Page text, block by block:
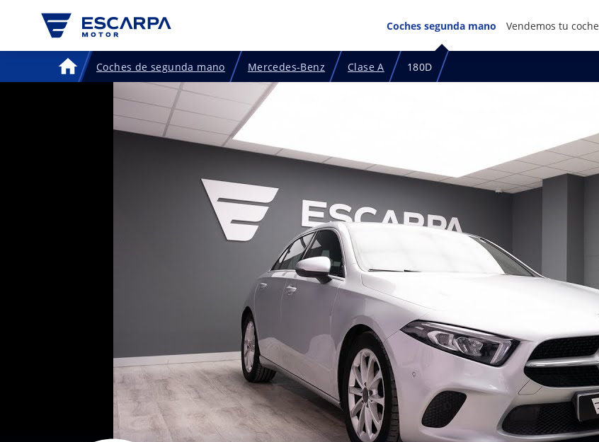
Coches segunda mano Vendemos tu coche
HomeCoches de segunda mano Mercedes-Benz Clase A 180D